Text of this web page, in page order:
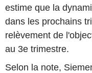
estime que la
dans les prochains
relèvement de
au 3e trimestre.
Selon la note,